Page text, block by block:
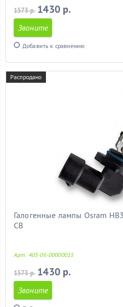
1573 р. 1430 р.
Звоните
Добавить к сравнению
Распродано
Галогенные лампы Osram
CB
Арт. 403-06-00000015
1573 р. 1430 р.
Звоните